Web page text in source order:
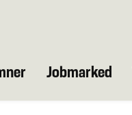
Jobmarked